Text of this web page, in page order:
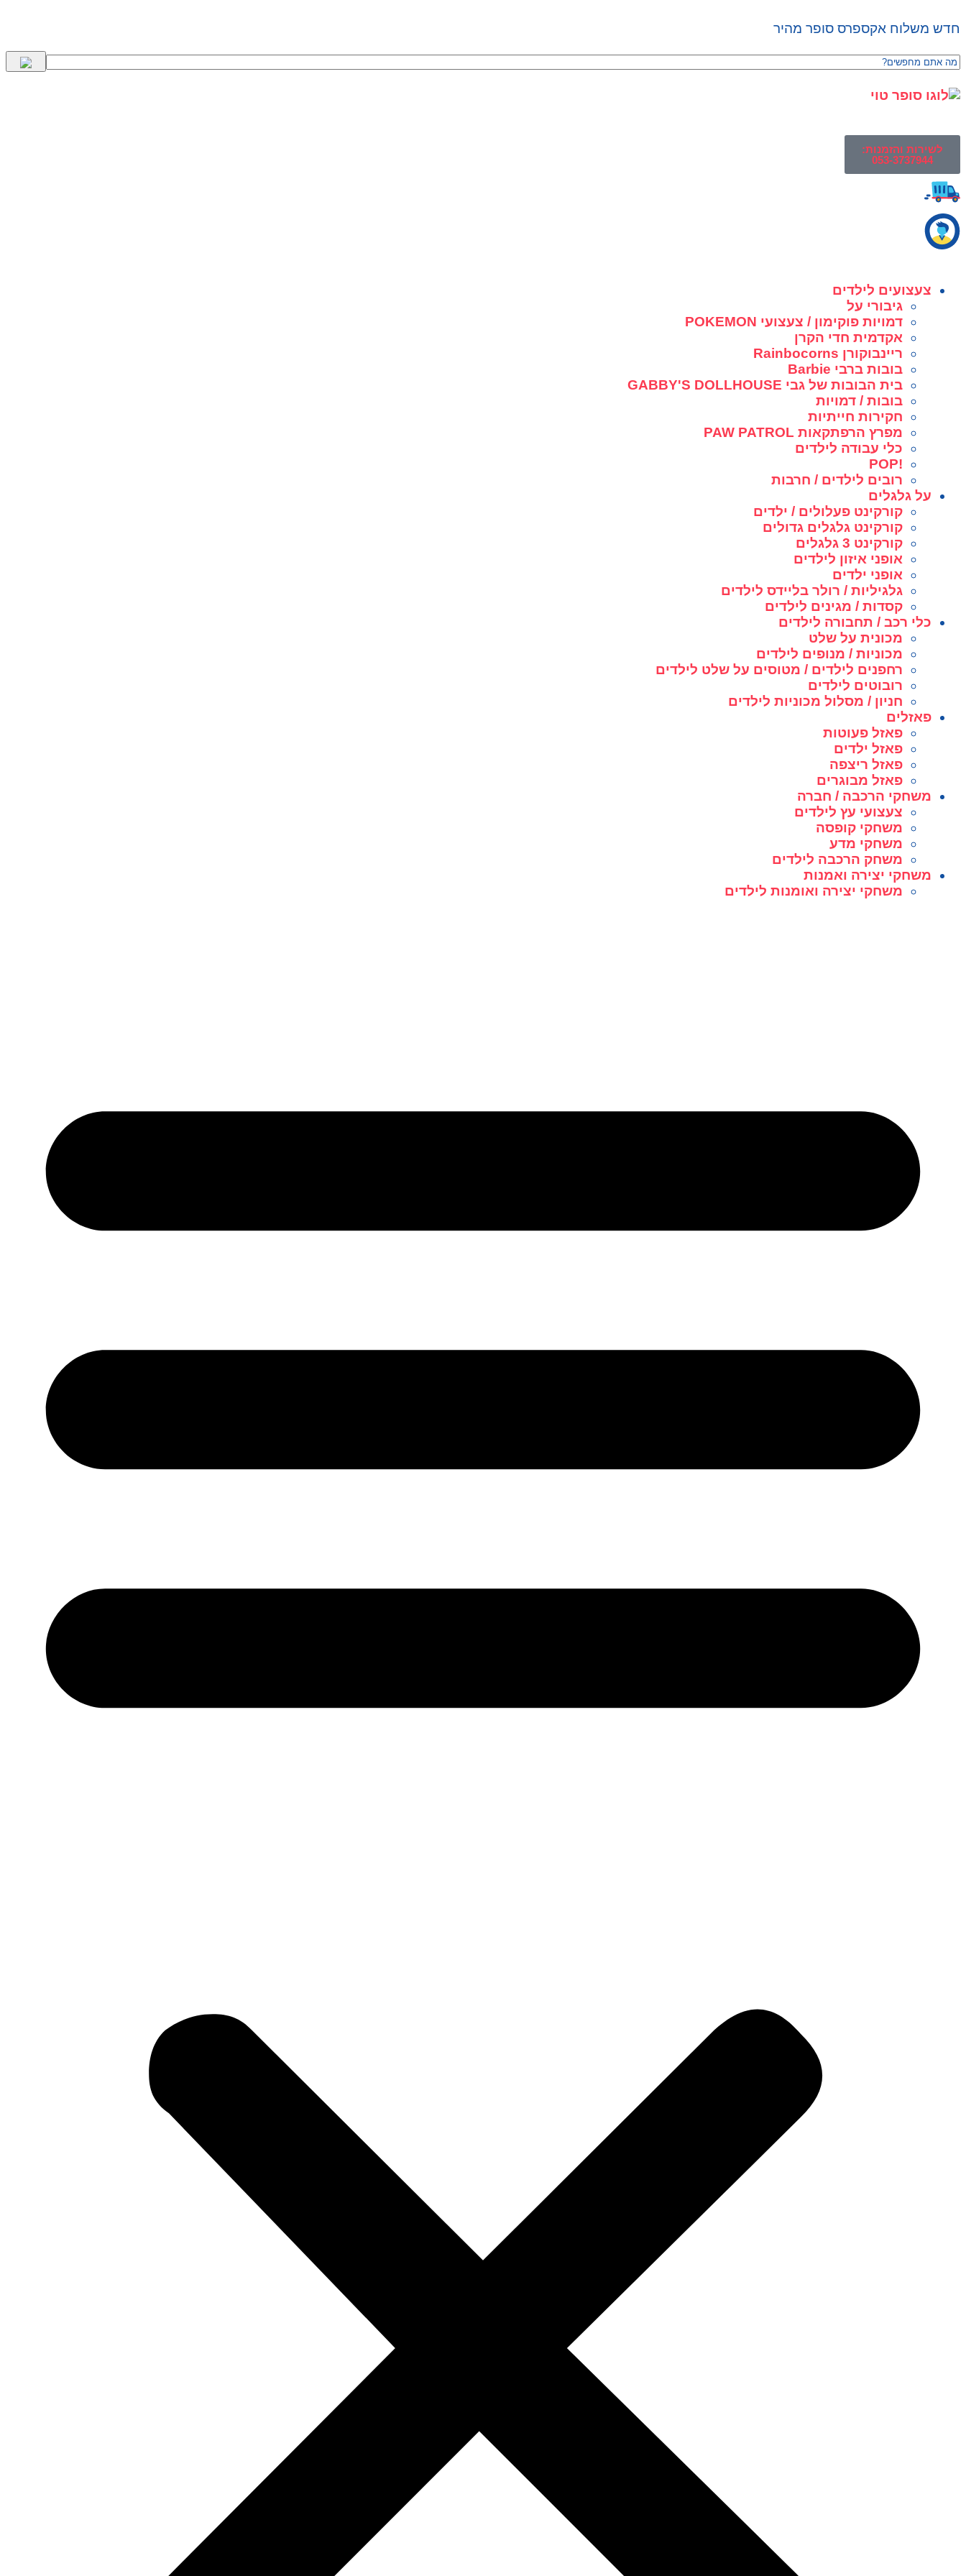
חדש משלוח אקספרס סופר מהיר
לשירות והזמנות:
053-3737944
צעצועים לילדים
גיבורי על
דמויות פוקימון / צעצועי POKEMON
אקדמית חדי הקרן
ריינבוקורן Rainbocorns
בובות ברבי Barbie
בית הבובות של גבי GABBY'S DOLLHOUSE
בובות / דמויות
חקירות חייתיות
מפרץ הרפתקאות PAW PATROL
כלי עבודה לילדים
!POP
רובים לילדים / חרבות
על גלגלים
קורקינט פעלולים / ילדים
קורקינט גלגלים גדולים
קורקינט 3 גלגלים
אופני איזון לילדים
אופני ילדים
גלגיליות / רולר בליידס לילדים
קסדות / מגינים לילדים
כלי רכב / תחבורה לילדים
מכונית על שלט
מכוניות / מנופים לילדים
רחפנים לילדים / מטוסים על שלט לילדים
רובוטים לילדים
חניון / מסלול מכוניות לילדים
פאזלים
פאזל פעוטות
פאזל ילדים
פאזל ריצפה
פאזל מבוגרים
משחקי הרכבה / חברה
צעצועי עץ לילדים
משחקי קופסה
משחקי מדע
משחק הרכבה לילדים
משחקי יצירה ואמנות
משחקי יצירה ואומנות לילדים